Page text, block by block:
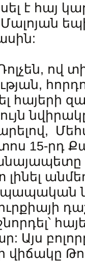
է հայ
ով
հայերի
15-րդ
լինել
պապական
Այս
վիճակը